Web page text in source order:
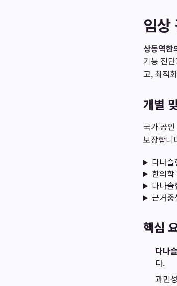
임상
상동역한
기능 진
고, 최적
개별
국가 공
보장합니
다나슬
한의학
다나슬
근거중
핵심
다나
다.
과민